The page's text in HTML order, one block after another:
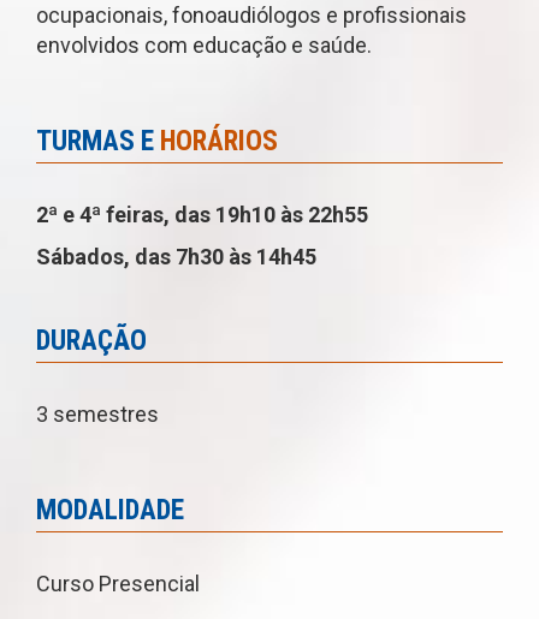
ocupacionais, fonoaudiólogos e profissionais
envolvidos com educação e saúde.
TURMAS E HORÁRIOS
2ª e 4ª feiras, das 19h10 às 22h55
Sábados, das 7h30 às 14h45
DURAÇÃO
3 semestres
MODALIDADE
Curso Presencial